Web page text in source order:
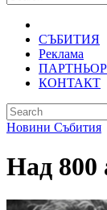
СЪБИТИЯ
Реклама
КОНТАКТ
Новини Събития
Над 800